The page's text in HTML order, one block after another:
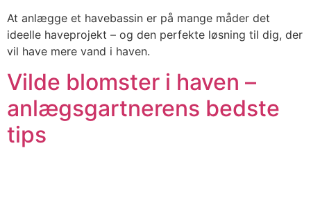
At anlægge et havebassin er på mange måder det
ideelle haveprojekt – og den perfekte løsning til dig, der
vil have mere vand i haven.
Vilde blomster i haven –
anlægsgartnerens bedste
tips